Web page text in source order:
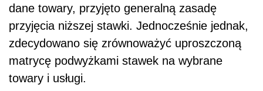
dane towary, przyjęto generalną zasadę
przyjęcia niższej stawki. Jednocześnie jednak,
zdecydowano się zrównoważyć uproszczoną
matrycę podwyżkami stawek na wybrane
towary i usługi.